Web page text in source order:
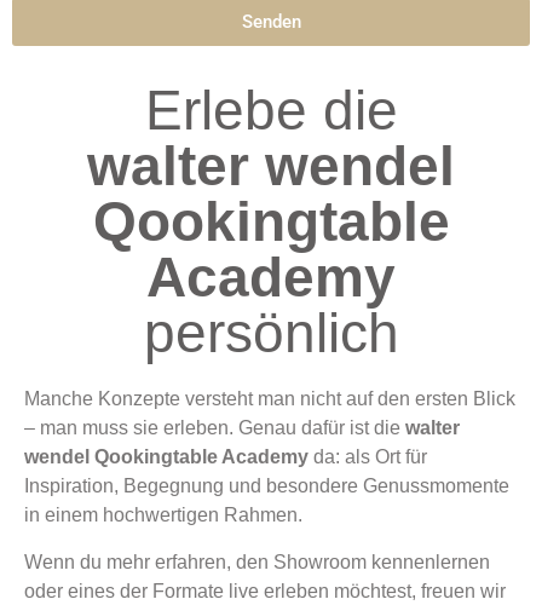
Erlebe die
walter wendel
Qookingtable
Academy
persönlich
Manche Konzepte versteht man nicht auf den ersten Blick
– man muss sie erleben. Genau dafür ist die walter
wendel Qookingtable Academy da: als Ort für
Inspiration, Begegnung und besondere Genussmomente
in einem hochwertigen Rahmen.
Wenn du mehr erfahren, den Showroom kennenlernen
oder eines der Formate live erleben möchtest, freuen wir
Senden